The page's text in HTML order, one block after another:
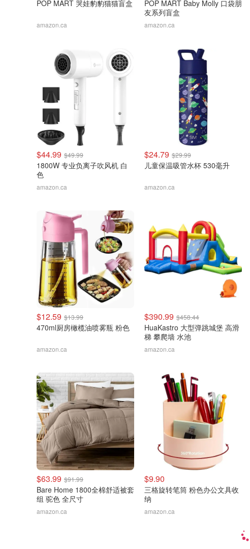
POP MART 哭娃豹豹猫猫盲盒
amazon.ca
POP MART Baby Molly 口袋朋
友系列盲盒
amazon.ca
$44.99 $49.99
1800W 专业负离子吹风机 白
色
amazon.ca
$24.79 $29.99
儿童保温吸管水杯 530毫升
amazon.ca
$12.59 $13.99
470ml厨房橄榄油喷雾瓶 粉色
amazon.ca
$390.99 $458.44
HuaKastro 大型弹跳城堡 高滑
梯 攀爬墙 水池
amazon.ca
$63.99 $91.99
Bare Home 1800全棉舒适被套
组 驼色 全尺寸
amazon.ca
$9.90
三格旋转笔筒 粉色办公文具收
纳
amazon.ca